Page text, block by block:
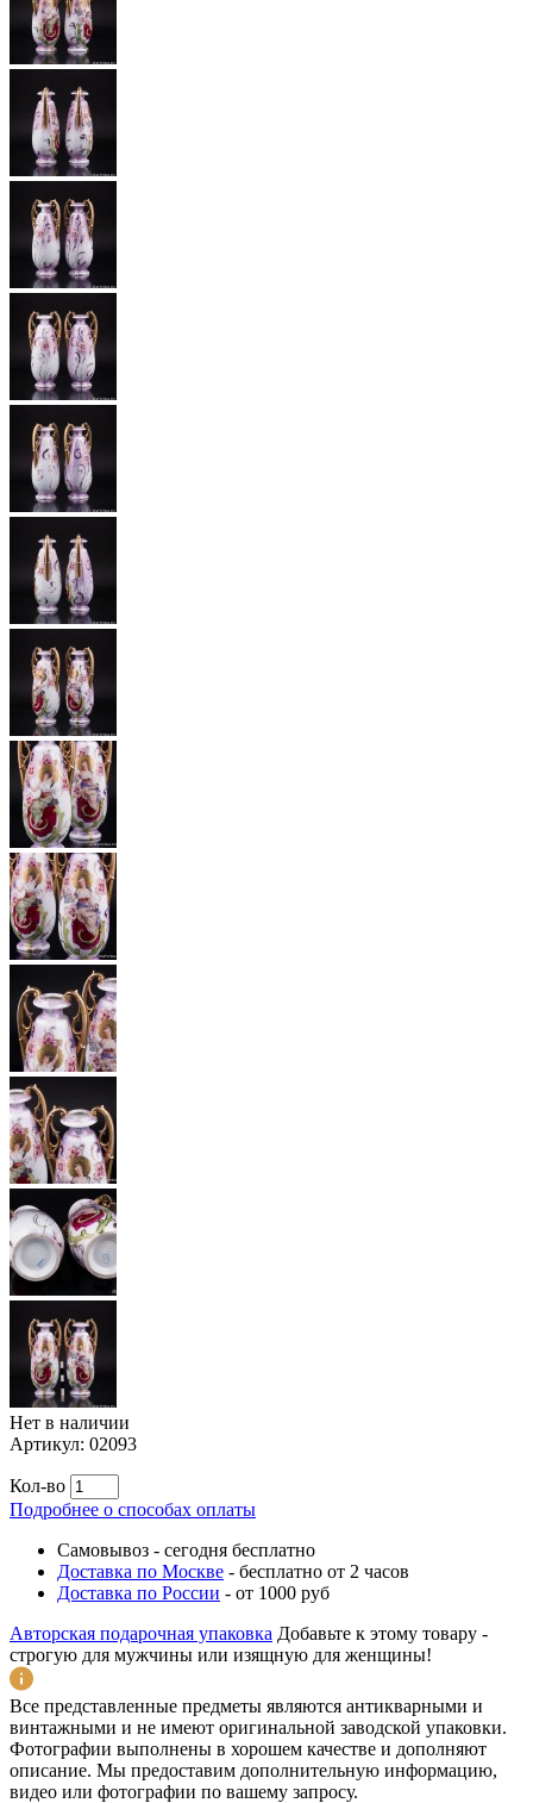
Нет в наличии
Артикул: 02093
Кол-во
Подробнее о способах оплаты
Самовывоз - сегодня бесплатно
Доставка по Москве - бесплатно от 2 часов
Доставка по России - от 1000 руб
Авторская подарочная упаковка Добавьте к этому товару -
строгую для мужчины или изящную для женщины!
Все представленные предметы являются антикварными и
винтажными и не имеют оригинальной заводской упаковки.
Фотографии выполнены в хорошем качестве и дополняют
описание. Мы предоставим дополнительную информацию,
видео или фотографии по вашему запросу.